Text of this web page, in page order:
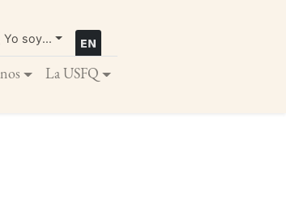
Yo soy...
La USFQ